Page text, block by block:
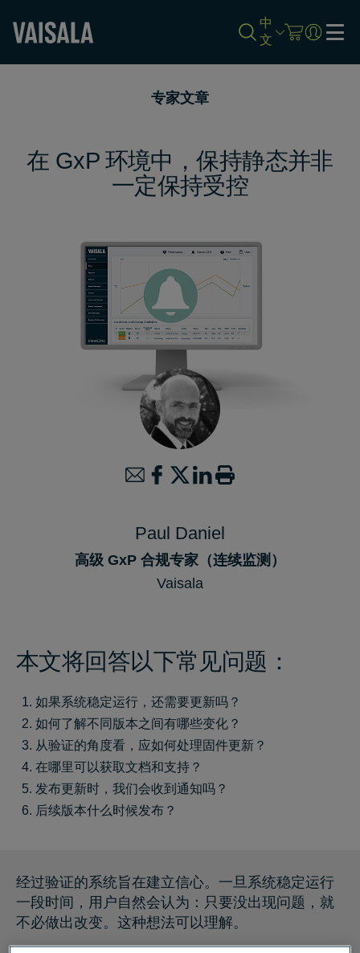
中
文
专家文章
在 GxP 环境中，保持静态并非
一定保持受控
Paul Daniel
高级 GxP 合规专家（连续监测）
Vaisala
本文将回答以下常见问题：
如果系统稳定运行，还需要更新吗？
如何了解不同版本之间有哪些变化？
从验证的角度看，应如何处理固件更新？
在哪里可以获取文档和支持？
发布更新时，我们会收到通知吗？
后续版本什么时候发布？
经过验证的系统旨在建立信心。一旦系统稳定运行
一段时间，用户自然会认为：只要没出现问题，就
不必做出改变。这种想法可以理解。